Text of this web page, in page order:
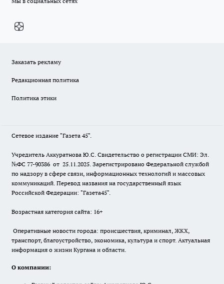
Заказать рекламу
Редакционная политика
Политика этики
Сетевое издание "Газета 45".
Учредитель Аккуратнова Ю.С. Свидетельство о регистрации СМИ: Эл.
№ФС 77-90386 от 25.11.2025. Зарегистрировано Федеральной службой
по надзору в сфере связи, информационных технологий и массовых
коммуникаций. Перевод названия на государственный язык
Российской Федерации: "Газета45".
Возрастная категория сайта: 16+
Оперативные новости города: происшествия, криминал, ЖКХ,
транспорт, благоустройство, экономика, культура и спорт. Актуальная
информация о жизни Кургана и области.
О компании: